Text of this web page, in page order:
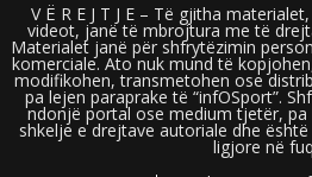
V Ë R E J T J E – Të gjitha
videot, janë të mbrojtura me të
Materialet janë për shfrytëzimin
komerciale. Ato nuk mund të
modifikohen, transmetohen ose
pa lejen paraprake të “infOSport”.
ndonjë portal ose medium tjetër, pa
shkelje e drejtave autoriale dhe
ligjore në